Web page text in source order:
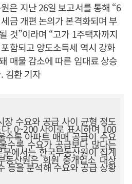
은 지난 26일 보고서를 통해 “6
금 개편 논의가 본격화되며 부
것”이라며 “고가 1주택자까지
함되고 양도소득세 역시 강화
매물 감소에 따른 임대료 상승
김환 기자
장 수요와 공급 사이 균형 정도
. 0~200 사이로 표시하며 100
수록 아파트 매매 공급이 수요
수록 수요가 공급보다 많다는
에서는 한국부동산원이 집계
동산원은 회원 중개업소 대상
등을 분석해 수요와 공급 상황